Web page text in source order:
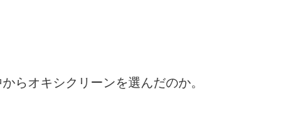
らオキシクリーンを選んだのか。